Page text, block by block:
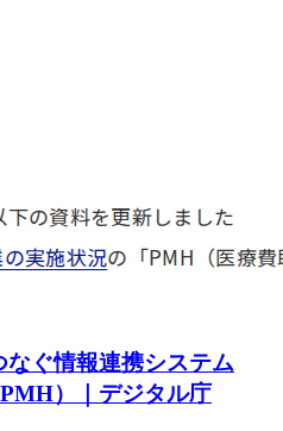
ぐ情報連携システム
）｜デジタル庁